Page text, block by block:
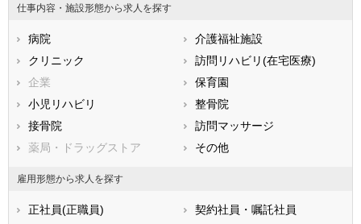
香川県
高知県
福岡県
長崎県
熊本県
鹿児島県
仕事内容・施設形態から求人を探す
病院
介護福祉施設
クリニック
訪問リハビリ(在宅医療)
企業
保育園
小児リハビリ
整骨院
接骨院
訪問マッサージ
薬局・ドラッグストア
その他
雇用形態から求人を探す
正社員(正職員)
契約社員・嘱託社員